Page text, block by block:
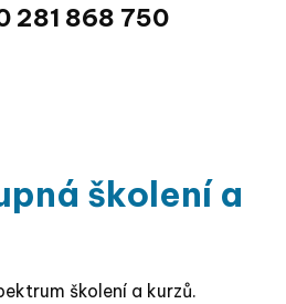
281 868 750
školení a
školení a kurzů.